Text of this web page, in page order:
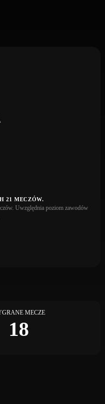
21 MECZÓW.
Uwzględnia poziom zawodów
MECZE
18